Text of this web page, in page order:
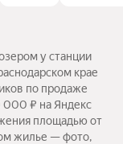
у станции
крае
по продаже
000 ₽ на Яндекс
площадью от
жилье — фото,